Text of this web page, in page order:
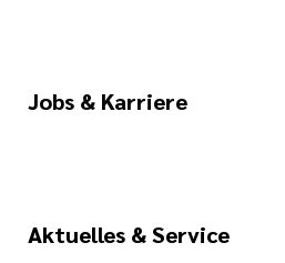
Jobs & Karriere
Aktuelles & Service